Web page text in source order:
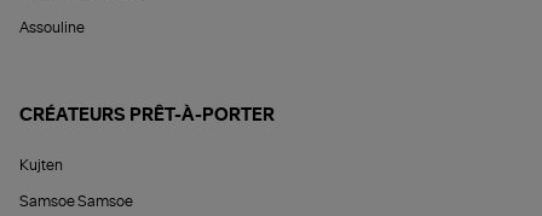
Assouline
CRÉATEURS PRÊT-À-PORTER
Kujten
Samsoe Samsoe